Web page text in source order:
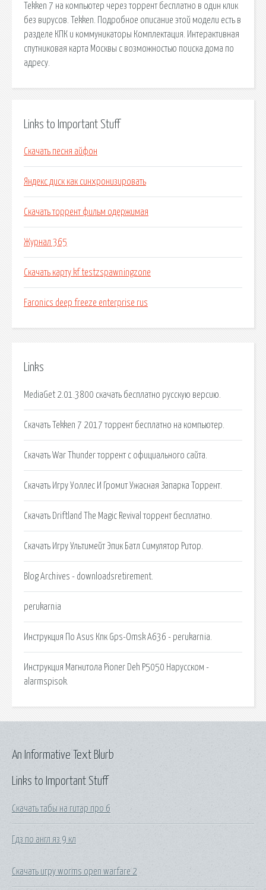
Tekken 7 на компьютер через торрент бесплатно в один клик
без вирусов. Tekken. Подробное описание этой модели есть в
разделе КПК и коммуникаторы Комплектация. Интерактивная
спутниковая карта Москвы с возможностью поиска дома по
адресу.
Links to Important Stuff
Скачать песня айфон
Яндекс диск как синхронизировать
Скачать торрент фильм одержимая
Журнал 365
Скачать карту kf testzspawningzone
Faronics deep freeze enterprise rus
Links
MediaGet 2.01.3800 скачать бесплатно русскую версию.
Скачать Tekken 7 2017 торрент бесплатно на компьютер.
Скачать War Thunder торрент с официального сайта.
Скачать Игру Уоллес И Громит Ужасная Запарка Торрент.
Скачать Driftland The Magic Revival торрент бесплатно.
Скачать Игру Ультимейт Эпик Батл Симулятор Ритор.
Blog Archives - downloadsretirement.
perukarnia
Инструкция По Asus Кпк Gps-Omsk A636 - perukarnia.
Инструкция Магнитола Pioner Deh P5050 Нарусском -
alarmspisok.
Links to Important Stuff
Скачать табы на гитар про 6
Гдз по англ яз 9 кл
Скачать игру worms open warfare 2
An Informative Text Blurb